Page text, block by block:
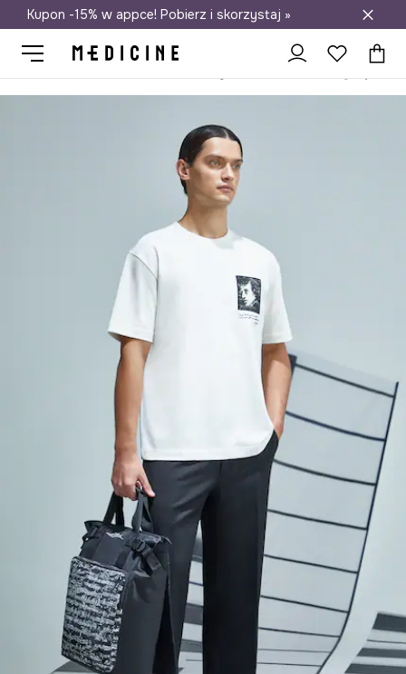
Darmowa dostawa do salonów
Kupon -15% w appce! Pobierz i skorzystaj »